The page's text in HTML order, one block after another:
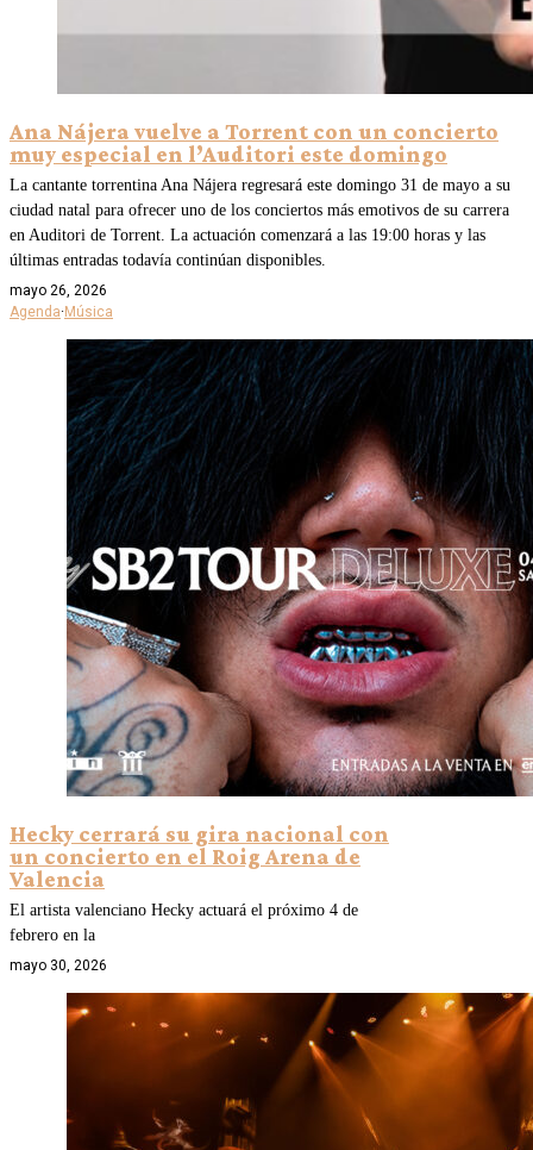
Ana Nájera vuelve a Torrent con un concierto
muy especial en l’Auditori este domingo
La cantante torrentina Ana Nájera regresará este domingo 31 de mayo a su
ciudad natal para ofrecer uno de los conciertos más emotivos de su carrera
en Auditori de Torrent. La actuación comenzará a las 19:00 horas y las
últimas entradas todavía continúan disponibles.
mayo 26, 2026
Agenda·Música
Hecky cerrará su gira nacional con
un concierto en el Roig Arena de
Valencia
El artista valenciano Hecky actuará el próximo 4 de
febrero en la
mayo 30, 2026